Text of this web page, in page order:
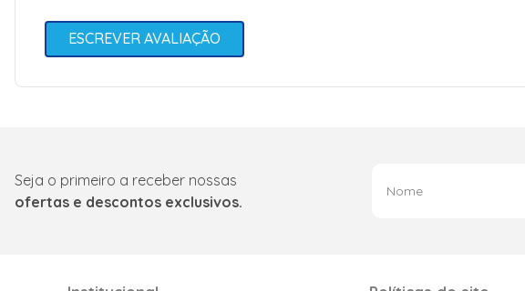
ESCREVER AVALIAÇÃO
Seja o primeiro a receber nossas
ofertas e descontos exclusivos.